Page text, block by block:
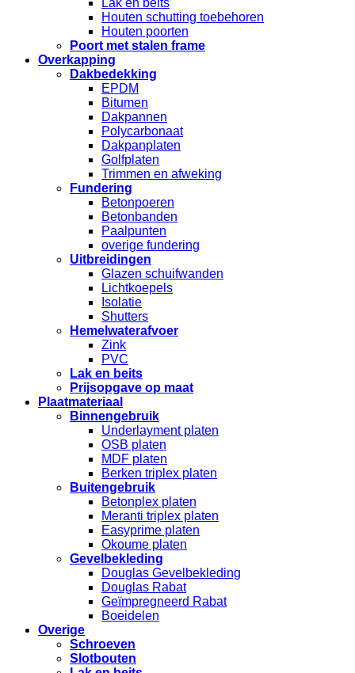
Lak en beits
Houten schutting toebehoren
Houten poorten
Poort met stalen frame
Overkapping
Dakbedekking
EPDM
Bitumen
Dakpannen
Polycarbonaat
Dakpanplaten
Golfplaten
Trimmen en afweking
Fundering
Betonpoeren
Betonbanden
Paalpunten
overige fundering
Uitbreidingen
Glazen schuifwanden
Lichtkoepels
Isolatie
Shutters
Hemelwaterafvoer
Zink
PVC
Lak en beits
Prijsopgave op maat
Plaatmateriaal
Binnengebruik
Underlayment platen
OSB platen
MDF platen
Berken triplex platen
Buitengebruik
Betonplex platen
Meranti triplex platen
Easyprime platen
Okoume platen
Gevelbekleding
Douglas Gevelbekleding
Douglas Rabat
Geïmpregneerd Rabat
Boeidelen
Overige
Schroeven
Slotbouten